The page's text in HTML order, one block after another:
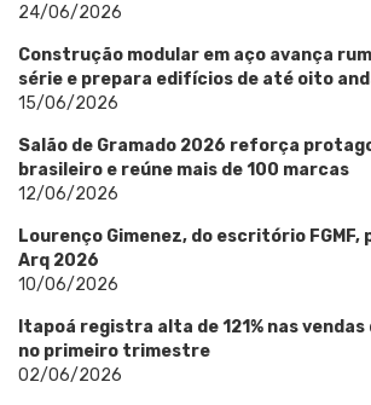
24/06/2026
Construção modular em aço avança
série e prepara edifícios de até oito
15/06/2026
Salão de Gramado 2026 reforça
brasileiro e reúne mais de 100 marcas
12/06/2026
Lourenço Gimenez, do escritório FGMF,
Arq 2026
10/06/2026
Itapoá registra alta de 121% nas
no primeiro trimestre
02/06/2026